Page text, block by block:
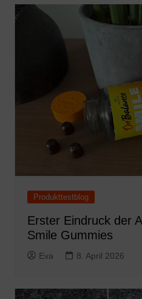
Produkttestblog
Erster Eindruck der
Smile Gummies
Eva 8. April 2026